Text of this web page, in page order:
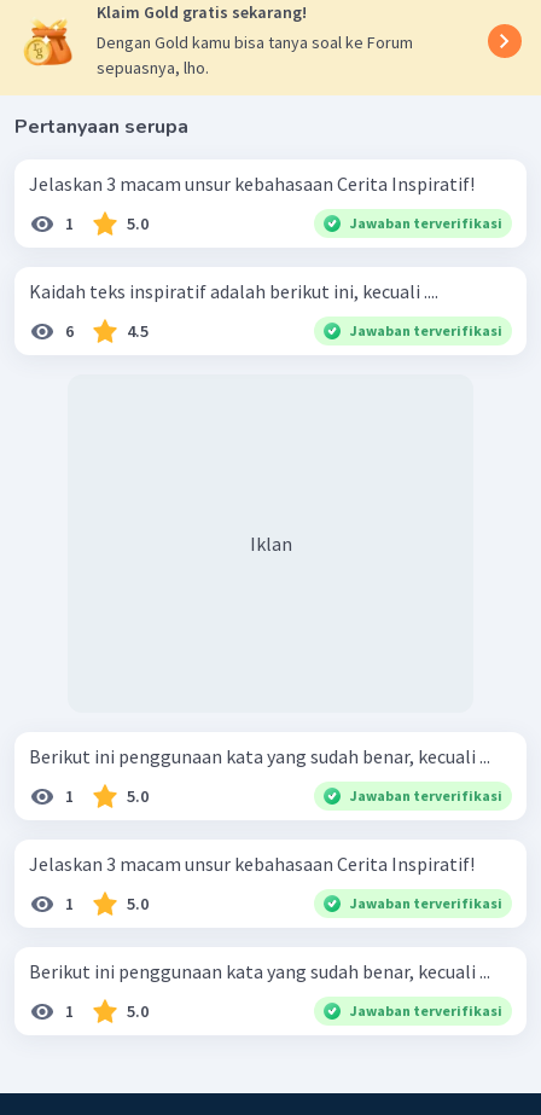
Klaim Gold gratis sekarang!
Dengan Gold kamu bisa tanya soal ke Forum
sepuasnya, lho.
Pertanyaan serupa
Jelaskan 3 macam unsur kebahasaan Cerita Inspiratif!
1 5.0 Jawaban terverifikasi
Kaidah teks inspiratif adalah berikut ini, kecuali ....
6 4.5 Jawaban terverifikasi
Iklan
Berikut ini penggunaan kata yang sudah benar, kecuali ...
1 5.0 Jawaban terverifikasi
Jelaskan 3 macam unsur kebahasaan Cerita Inspiratif!
1 5.0 Jawaban terverifikasi
Berikut ini penggunaan kata yang sudah benar, kecuali ...
1 5.0 Jawaban terverifikasi